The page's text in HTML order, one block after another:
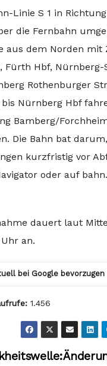
Linie S 1 in
die Fernbahn
aus dem Norden mit
Fürth Hbf, Nürnberg-
Rothenburger
Nürnberg Hbf
Bamberg/
Die Bahn bat darum,
kurzfristig vor
oder auf
dauert laut
an.
bei Google bevorzugen
1.456